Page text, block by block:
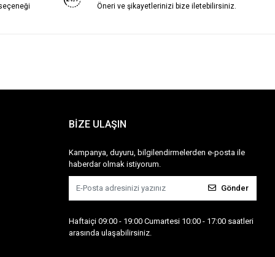
Öneri ve şikayetlerinizi bize iletebilirsiniz.
BİZE ULAŞIN
Kampanya, duyuru, bilgilendirmelerden e-posta ile
haberdar olmak istiyorum.
Gönder
Haftaiçi 09:00 - 19:00 Cumartesi 10:00 - 17:00 saatleri
arasında ulaşabilirsiniz.